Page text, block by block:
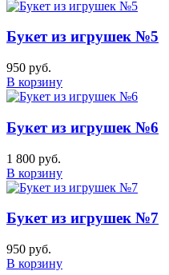
Букет из игрушек №5
950 руб.
В корзину
Букет из игрушек №6
1 800 руб.
В корзину
Букет из игрушек №7
950 руб.
В корзину